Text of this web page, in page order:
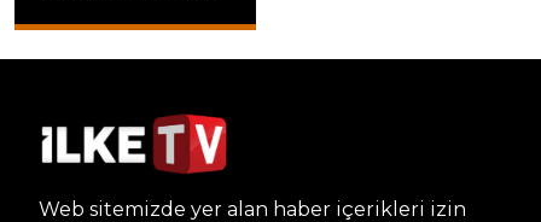
Web sitemizde yer alan haber içerikleri izin